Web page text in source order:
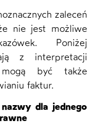
zaleceń
nie jest możliwe
Poniżej
z interpretacji
mogą być także
faktur.
dla jednego